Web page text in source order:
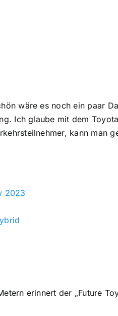
wäre es noch ein paar
Ich glaube mit dem
kann man
2023
erinnert der „Future